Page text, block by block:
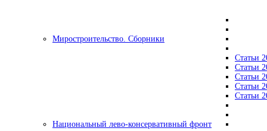
Миростроительство. Сборники
Статьи
Статьи
Статьи
Статьи
Статьи
Национальный лево-консервативный фронт